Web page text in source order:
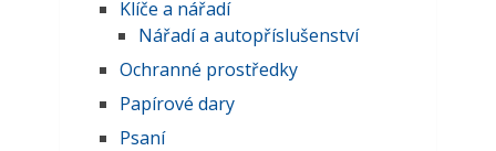
Klíče a nářadí
Nářadí a autopříslušenství
Ochranné prostředky
Papírové dary
Psaní